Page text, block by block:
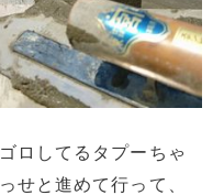
ロしてるタプーちゃ
せと進めて行って、